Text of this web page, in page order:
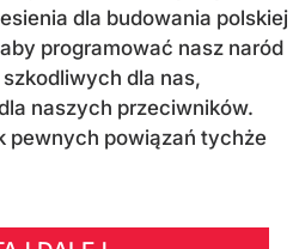
dla budowania polskiej
programować nasz naród
dla nas,
naszych przeciwników.
pewnych powiązań tychże